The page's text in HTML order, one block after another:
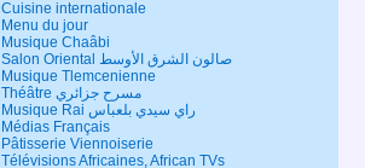
Cuisine internationale
Menu du jour
Musique Chaâbi
Salon Oriental صالون الشرق الأوسط
Musique Tlemcenienne
Théâtre مسرح جزائري
Musique Rai راي سيدي بلعباس
Médias Français
Pâtisserie Viennoiserie
Télévisions Africaines, African TVs